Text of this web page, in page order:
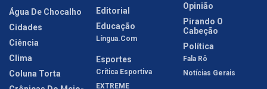
Água De Chocalho
Cidades
Ciência
Clima
Coluna Torta
Editorial
Educação
Língua.com
Esportes
Crítica Esportiva
EXTREME
Opinião
Pirando O
Cabeção
Política
Fala Rô
Notícias Gerais